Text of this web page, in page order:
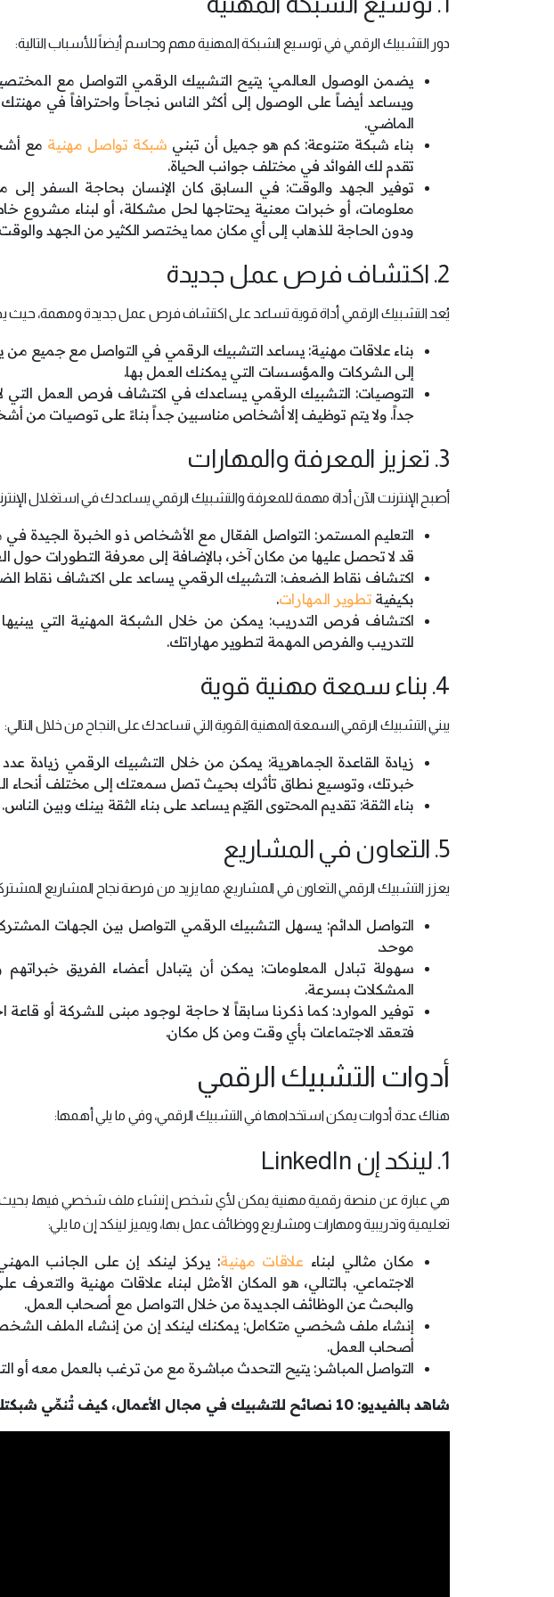
دور التشبيك الرقمي في توسيع الشبكة المهنية مهم وحاسم أيضاً للأسباب التالية:
يضمن الوصول العالمي: يتيح التشبيك الرقمي التواصل مع
ويساعد أيضاً على الوصول إلى أكثر الناس نجاحاً واحترافاً في مهنتك
الماضي.
بناء شبكة متنوعة: كم هو جميل أن تبني شبكة تواصل مهنية مع
تقدم لك الفوائد في مختلف جوانب الحياة.
توفير الجهد والوقت: في السابق كان الإنسان بحاجة السفر
معلومات، أو خبرات معنية يحتاجها لحل مشكلة، أو لبناء مشروع
ودون الحاجة للذهاب إلى أي مكان مما يختصر الكثير من الجهد
2. اكتشاف فرص عمل جديدة
يُعد التشبيك الرقمي أداة قوية تساعد على اكتشاف فرص عمل جديدة ومهمة، حيث
بناء علاقات مهنية: يساعد التشبيك الرقمي في التواصل مع جميع من
إلى الشركات والمؤسسات التي يمكنك العمل بها.
التوصيات: التشبيك الرقمي يساعدك في اكتشاف فرص العمل التي لا
جداً. ولا يتم توظيف إلا أشخاص مناسبين جداً بناءً على توصيات من
3. تعزيز المعرفة والمهارات
أصبح الإنترنت الآن أداة مهمة للمعرفة والتشبيك الرقمي يساعدك في استغلال
التعليم المستمر: التواصل الفعّال مع الأشخاص ذو الخبرة الجيدة
قد لا تحصل عليها من مكان آخر، بالإضافة إلى معرفة التطورات حول
اكتشاف نقاط الضعف: التشبيك الرقمي يساعد على اكتشاف نقاط
بكيفية تطوير المهارات.
اكتشاف فرص التدريب: يمكن من خلال الشبكة المهنية التي
للتدريب والفرص المهمة لتطوير مهاراتك.
4. بناء سمعة مهنية قوية
يبني التشبيك الرقمي السمعة المهنية القوية التي تساعدك على النجاح من خلال التالي:
زيادة القاعدة الجماهرية: يمكن من خلال التشبيك الرقمي زيادة
خبرتك، وتوسيع نطاق تأثرك بحيث تصل سمعتك إلى مختلف أنحاء
بناء الثقة: تقديم المحتوى القيّم يساعد على بناء الثقة بينك وبين الناس.
5. التعاون في المشاريع
يعزز التشبيك الرقمي التعاون في المشاريع، مما يزيد من فرصة نجاح المشاريع
التواصل الدائم: يسهل التشبيك الرقمي التواصل بين الجهات
موحد.
سهولة تبادل المعلومات: يمكن أن يتبادل أعضاء الفريق
المشكلات بسرعة.
توفير الموارد: كما ذكرنا سابقاً لا حاجة لوجود مبنى للشركة أو قاعة
فتعقد الاجتماعات بأي وقت ومن كل مكان.
أدوات التشبيك الرقمي
هناك عدة أدوات يمكن استخدامها في التشبيك الرقمي، وفي ما يلي أهمها:
1. لينكد إن LinkedIn
هي عبارة عن منصة رقمية مهنية يمكن لأي شخص إنشاء ملف شخصي فيها، بحيث
تعليمية وتدريبية ومهارات ومشاريع ووظائف عمل بها، ويميز لينكد إن ما يلي:
مكان مثالي لبناء علاقات مهنية: يركز لينكد إن على الجانب
الاجتماعي. بالتالي، هو المكان الأمثل لبناء علاقات مهنية
والبحث عن الوظائف الجديدة من خلال التواصل مع أصحاب العمل.
إنشاء ملف شخصي متكامل: يمكنك لينكد إن من إنشاء الملف
أصحاب العمل.
التواصل المباشر: يتيح التحدث مباشرة مع من ترغب بالعمل معه أو
شاهد بالفيديو: 10 نصائح للتشبيك في مجال الأعمال، كيف تُنمِّي شبكتك المهنية؟